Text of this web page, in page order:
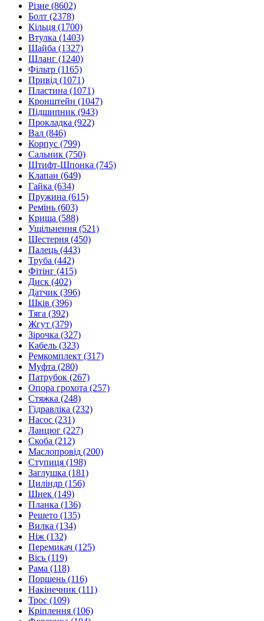
Різне (8602)
Болт (2378)
Кільця (1700)
Втулка (1403)
Шайба (1327)
Шланг (1240)
Фільтр (1165)
Привід (1071)
Пластина (1071)
Кронштейн (1047)
Підшипник (943)
Прокладка (922)
Вал (846)
Корпус (799)
Сальник (750)
Штифт-Шпонка (745)
Клапан (649)
Гайка (634)
Пружина (615)
Ремінь (603)
Криша (588)
Ущільнення (521)
Шестерня (450)
Палець (443)
Труба (442)
Фітінг (415)
Диск (402)
Датчик (396)
Шків (396)
Тяга (392)
Жгут (379)
Зірочка (327)
Кабель (323)
Ремкомплект (317)
Муфта (280)
Патрубок (267)
Опора грохота (257)
Стяжка (248)
Гідравліка (232)
Насос (231)
Ланцюг (227)
Скоба (212)
Маслопровід (200)
Ступиця (198)
Заглушка (181)
Циліндр (156)
Шнек (149)
Планка (136)
Решето (135)
Вилка (134)
Ніж (132)
Перемикач (125)
Вісь (119)
Рама (118)
Поршень (116)
Накінечник (111)
Трос (109)
Кріплення (106)